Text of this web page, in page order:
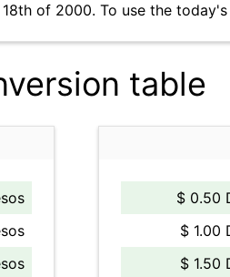
of 2000. To use the
table
$ 0.50
$ 1.00
$ 1.50